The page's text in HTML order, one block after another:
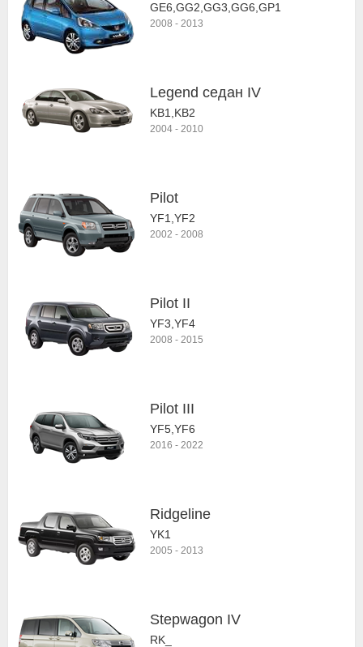
GE6,GG2,GG3,GG6,GP1
2008 - 2013
Legend седан IV
KB1,KB2
2004 - 2010
Pilot
YF1,YF2
2002 - 2008
Pilot II
YF3,YF4
2008 - 2015
Pilot III
YF5,YF6
2016 - 2022
Ridgeline
YK1
2005 - 2013
Stepwagon IV
RK_